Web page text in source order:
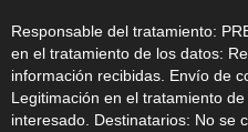
Responsable del tratamiento:
en el tratamiento de los datos:
información recibidas. Envío de
Legitimación en el tratamiento
interesado. Destinatarios: No se